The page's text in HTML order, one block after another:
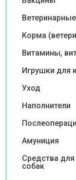
Корма
Витамины,
Игрушки для
Уход
Наполнители
Амуниция
Средства
собак